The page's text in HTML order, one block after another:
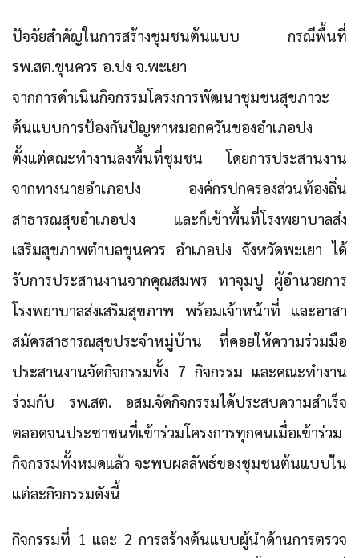
ปัจจัยสำคัญในการสร้างชุมชนต้นแบบ กรณีพื้นที่
รพ.สต.ขุนควร อ.ปง จ.พะเยา
จากการดำเนินกิจกรรมโครงการพัฒนาชุมชนสุขภาวะ
ต้นแบบการป้องกันปัญหาหมอกควันของอำเภอปง
ตั้งแต่คณะทำงานลงพื้นที่ชุมชน โดยการประสานงาน
จากทางนายอำเภอปง องค์กรปกครองส่วนท้องถิ่น
สาธารณสุขอำเภอปง และก็เข้าพื้นที่โรงพยาบาลส่ง
เสริมสุขภาพตำบลขุนควร อำเภอปง จังหวัดพะเยา ได้
รับการประสานงานจากคุณสมพร ทาจุมปู ผู้อำนวยการ
โรงพยาบาลส่งเสริมสุขภาพ พร้อมเจ้าหน้าที่ และอาสา
สมัครสาธารณสุขประจำหมู่บ้าน ที่คอยให้ความร่วมมือ
ประสานงานจัดกิจกรรมทั้ง 7 กิจกรรม และคณะทำงาน
ร่วมกับ รพ.สต. อสม.จัดกิจกรรมได้ประสบความสำเร็จ
ตลอดจนประชาชนที่เข้าร่วมโครงการทุกคนเมื่อเข้าร่วม
กิจกรรมทั้งหมดแล้ว จะพบผลลัพธ์ของชุมชนต้นแบบใน
แต่ละกิจกรรมดังนี้
กิจกรรมที่ 1 และ 2 การสร้างต้นแบบผู้นำด้านการตรวจ